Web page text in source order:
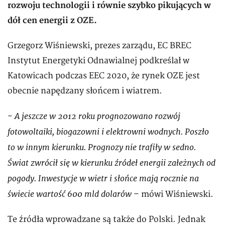
rozwoju technologii i równie szybko pikujących w
dół cen energii z OZE.
Grzegorz Wiśniewski, prezes zarządu, EC BREC
Instytut Energetyki Odnawialnej podkreślał w
Katowicach podczas EEC 2020, że rynek OZE jest
obecnie napędzany słońcem i wiatrem.
- A jeszcze w 2012 roku prognozowano rozwój
fotowoltaiki, biogazowni i elektrowni wodnych. Poszło
to w innym kierunku. Prognozy nie trafiły w sedno.
Świat zwrócił się w kierunku źródeł energii załeżnych od
pogody. Inwestycje w wietr i słońce mają rocznie na
świecie wartość 600 mld dolarów – mówi Wiśniewski.
Te źródła wprowadzane są także do Polski. Jednak